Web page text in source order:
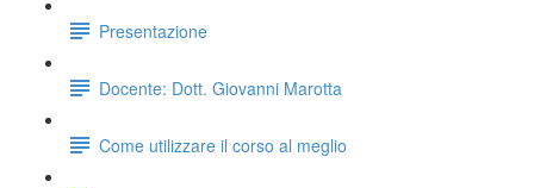
Presentazione
Docente: Dott. Giovanni Marotta
Come utilizzare il corso al meglio